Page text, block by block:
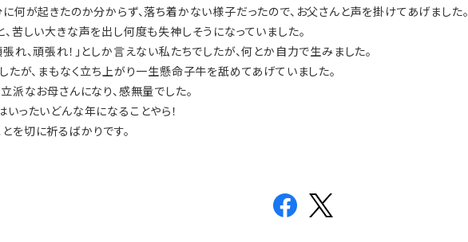
何が起きたのか分からず、落ち着かない様子だったので、お父さんと声を掛けてあげました。
苦しい大きな声を出し何度も失神しそうになっていました。
れ、頑張れ！」としか言えない私たちでしたが、何とか自力で生みました。
たが、まもなく立ち上がり一生懸命子牛を舐めてあげていました。
派なお母さんになり、感無量でした。
ったいどんな年になることやら！
を切に祈るばかりです。